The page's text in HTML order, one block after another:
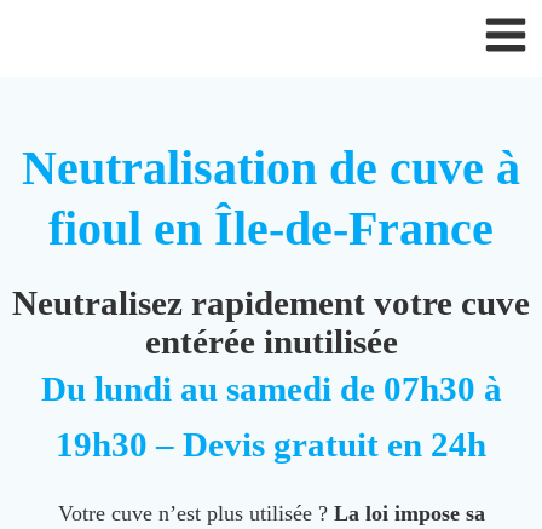
Neutralisation de cuve à
fioul en Île-de-France
Neutralisez rapidement votre cuve
entérée inutilisée
Du lundi au samedi de 07h30 à
19h30 – Devis gratuit en 24h
Votre cuve n’est plus utilisée ? La loi impose sa